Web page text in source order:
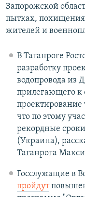
Запорожской
пытках,
жителей и
В Таганроге
разработку
водопровода из
прилегающего к
проектирование
что по этому
рекордные
(Украина),
Таганрога
Госслужащие в
пройдут